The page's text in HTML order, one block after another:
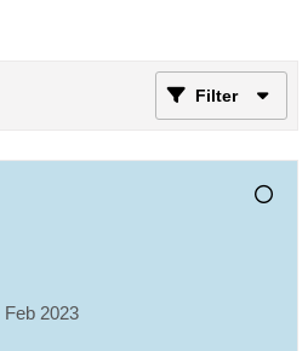
Filter
Feb 2023